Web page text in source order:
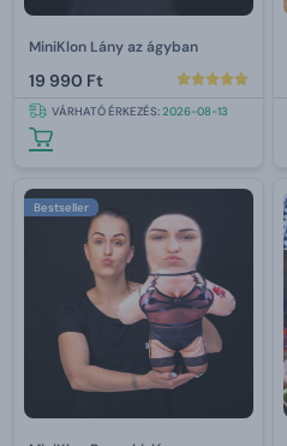
MiniKlon Lány az ágyban
19 990 Ft
VÁRHATÓ ÉRKEZÉS:2026-08-13
Bestseller